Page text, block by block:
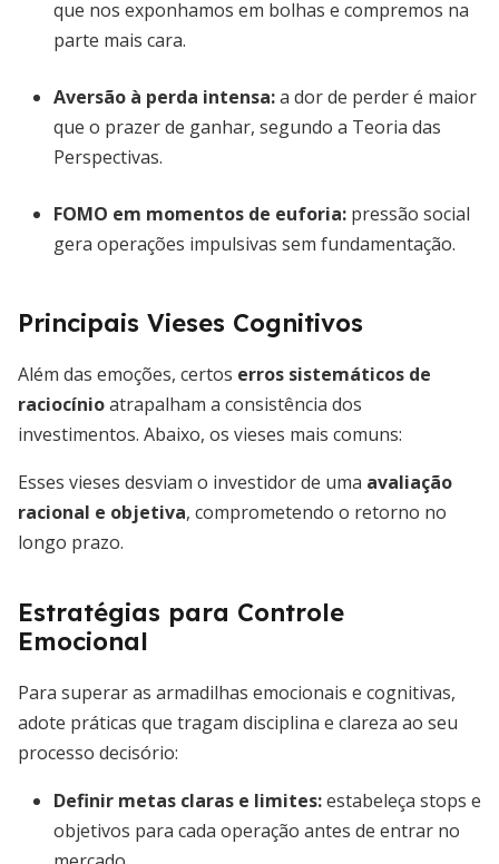
que nos exponhamos em bolhas e compremos na
parte mais cara.
Aversão à perda intensa:a dor de perder é maior
que o prazer de ganhar, segundo a Teoria das
Perspectivas.
FOMO em momentos de euforia: pressão social
gera operações impulsivas sem fundamentação.
Principais Vieses Cognitivos
Além das emoções, certos erros sistemáticos de
raciocínioatrapalham a consistência dos
investimentos. Abaixo, os vieses mais comuns:
Esses vieses desviam o investidor de uma avaliação
racional e objetiva, comprometendo o retorno no
longo prazo.
Estratégias para Controle
Emocional
Para superar as armadilhas emocionais e cognitivas,
adote práticas que tragam disciplina e clareza ao seu
processo decisório:
Definir metas claras e limites:estabeleça stops e
objetivos para cada operação antes de entrar no